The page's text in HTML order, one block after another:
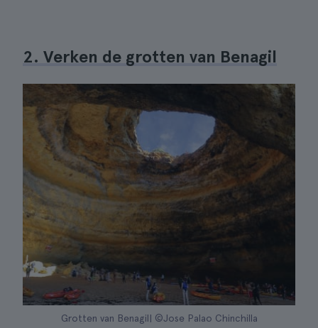
2. Verken de grotten van Benagil
Grotten van Benagil| ©Jose Palao Chinchilla